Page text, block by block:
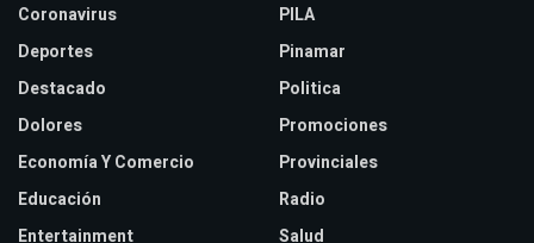
Coronavirus
Deportes
Destacado
Dolores
Economía Y Comercio
Educación
Entertainment
PILA
Pinamar
Politica
Promociones
Provinciales
Radio
Salud